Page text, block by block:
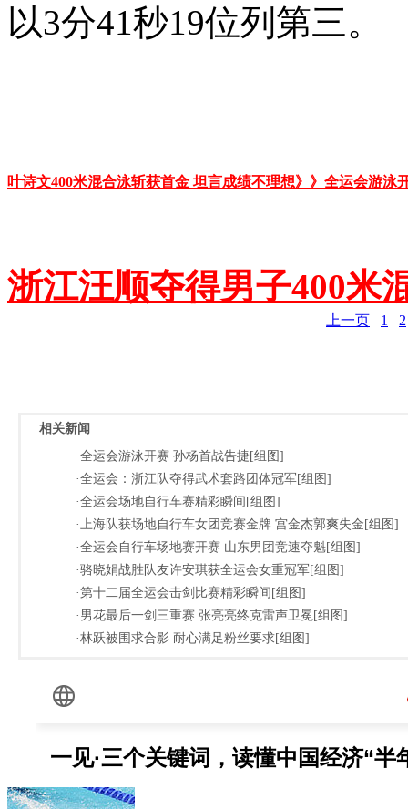
以3分41秒19位列第三。
叶诗文400米混合泳斩获首金 坦言成绩不理想》》 全运会游泳
浙江汪顺夺得男子400米
上一页 1 2
相关新闻
·全运会游泳开赛 孙杨首战告捷[组图]
·全运会：浙江队夺得武术套路团体冠军[组图]
·全运会场地自行车赛精彩瞬间[组图]
·上海队获场地自行车女团竞赛金牌 宫金杰郭爽失金[组图]
·全运会自行车场地赛开赛 山东男团竞速夺魁[组图]
·骆晓娟战胜队友许安琪获全运会女重冠军[组图]
·第十二届全运会击剑比赛精彩瞬间[组图]
·男花最后一剑三重赛 张亮亮终克雷声卫冕[组图]
·林跃被围求合影 耐心满足粉丝要求[组图]